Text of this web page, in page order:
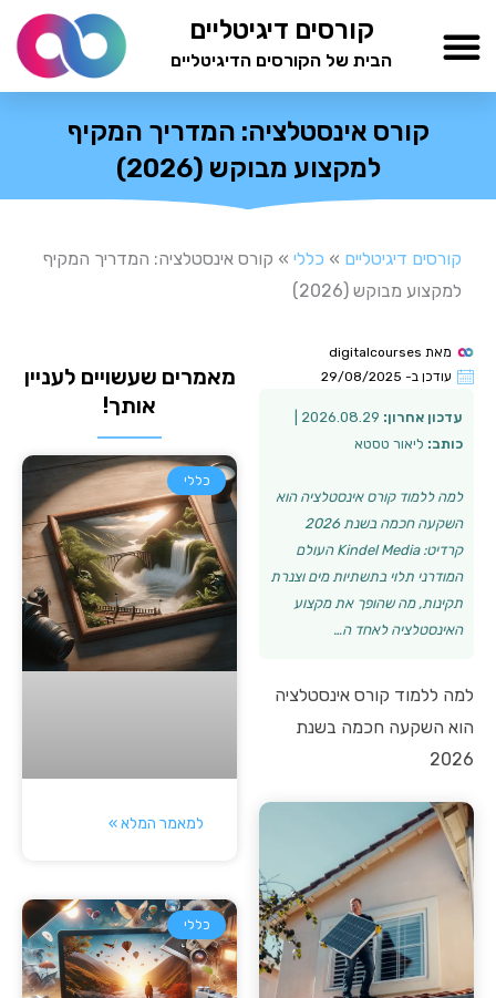
לתוכן
קורסים דיגיטליים
הבית של הקורסים הדיגיטליים
קורס אינסטלציה: המדריך המקיף
למקצוע מבוקש (2026)
קורסים דיגיטליים » כללי » קורס אינסטלציה: המדריך המקיף
למקצוע מבוקש (2026)
מאת
עודכן ב- 29/08/2025
עדכון אחרון:
כותב: ליאור טסטא
למה ללמוד קורס אינסטלציה הוא
השקעה חכמה בשנת 2026
קרדיט: Kindel Media העולם
המודרני תלוי בתשתיות מים וצנרת
תקינות, מה שהופך את מקצוע
האינסטלציה לאחד ה…
למה ללמוד קורס אינסטלציה
הוא השקעה חכמה בשנת
2026
מאמרים שעשויים לעניין
אותך!
כללי
למאמר המלא »
כללי